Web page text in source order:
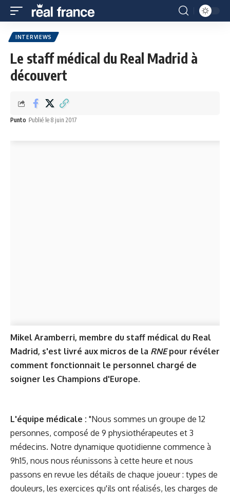
INTERVIEWS
Le staff médical du Real Madrid à
découvert
Punto Publié le 8 juin 2017
Mikel Aramberri, membre du staff médical du Real
Madrid, s'est livré aux micros de la RNEpour révéler
comment fonctionnait le personnel chargé de
soigner les Champions d'Europe.
L'équipe médicale : "Nous sommes un groupe de 12
personnes, composé de 9 physiothérapeutes et 3
médecins. Notre dynamique quotidienne commence à
9h15, nous nous réunissons à cette heure et nous
passons en revue les détails de chaque joueur : types de
douleurs, les exercices qu'ils ont réalisés, les charges de